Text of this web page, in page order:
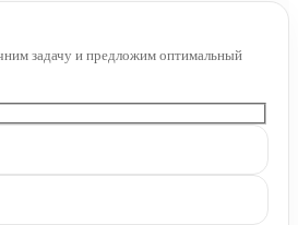
задачу и предложим оптимальный